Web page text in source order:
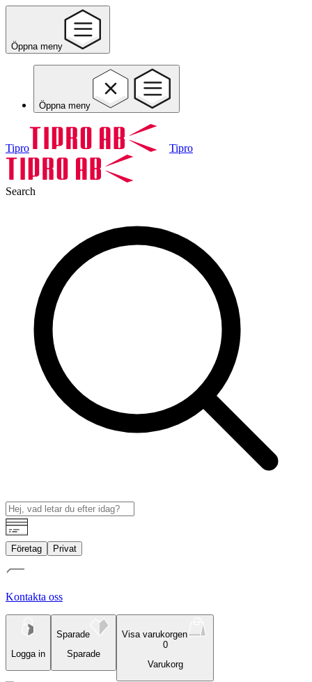
Öppna meny
Öppna meny
Tipro Tipro
Search
Företag Privat
Kontakta oss
Logga in
Sparade
Sparade
Visa varukorgen
0
Varukorg